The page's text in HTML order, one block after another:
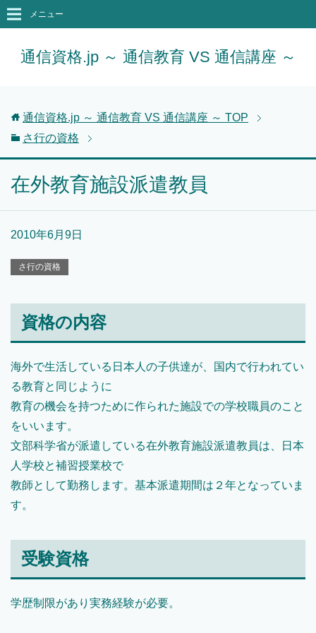
通信資格.jp ～ 通信教育 VS 通信講座 ～
メニュー
通信資格.jp ～ 通信教育 VS 通信講座 ～ TOP
さ行の資格
在外教育施設派遣教員
2010年6月9日
さ行の資格
資格の内容
海外で生活している日本人の子供達が、国内で行われてい
る教育と同じように
教育の機会を持つために作られた施設での学校職員のこと
をいいます。
文部科学省が派遣している在外教育施設派遣教員は、日本
人学校と補習授業校で
教師として勤務します。基本派遣期間は２年となっていま
す。
受験資格
学歴制限があり実務経験が必要。